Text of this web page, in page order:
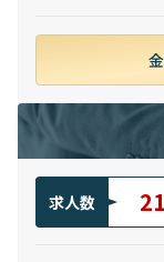
求人数 21